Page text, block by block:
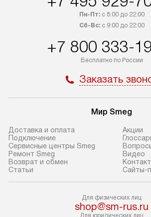
100% предоплаты мы бесплатно
доставляем заказ до офиса
транспортной компании в Москве.
Пожалуйста, уточняйте условия
доставки у менеджера при
В день, согласованный с вами,
служба доставки привезет
упакованный товар до подъезда.
покупку до двери вашей квартиры
или места установки, пожалуйста,
предварительно согласуйте это
с менеджером. За эту услугу будет
взиматься дополнительная плата.
Обратите внимание на размеры
товара: например, если габариты
Пн-Пт:с 8:00 до 22:00
Сб-Вс:с 9:00 до 22:00
+7 800 333-
Бесплатно по России
Заказать
Мир Smeg
Доставка и оплата
Подключение
Сервисные центры Smeg
Ремонт Smeg
Возврат и обмен
Статьи
Акции
Видео
Сайты-
Для физических лиц
shop@sm-rus.ru
Для юридических лиц